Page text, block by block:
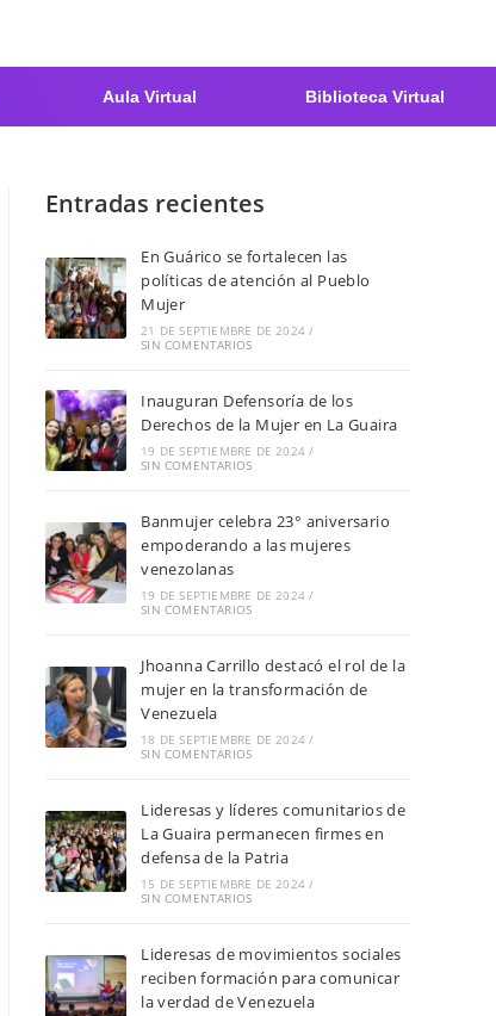
Aula Virtual Biblioteca Virtual
Entradas recientes
En Guárico se fortalecen las
políticas de atención al Pueblo
Mujer
21 DE SEPTIEMBRE DE 2024 /
SIN COMENTARIOS
Inauguran Defensoría de los
Derechos de la Mujer en La Guaira
19 DE SEPTIEMBRE DE 2024 /
SIN COMENTARIOS
Banmujer celebra 23° aniversario
empoderando a las mujeres
venezolanas
19 DE SEPTIEMBRE DE 2024 /
SIN COMENTARIOS
Jhoanna Carrillo destacó el rol de la
mujer en la transformación de
Venezuela
18 DE SEPTIEMBRE DE 2024 /
SIN COMENTARIOS
Lideresas y líderes comunitarios de
La Guaira permanecen firmes en
defensa de la Patria
15 DE SEPTIEMBRE DE 2024 /
SIN COMENTARIOS
Lideresas de movimientos sociales
reciben formación para comunicar
la verdad de Venezuela